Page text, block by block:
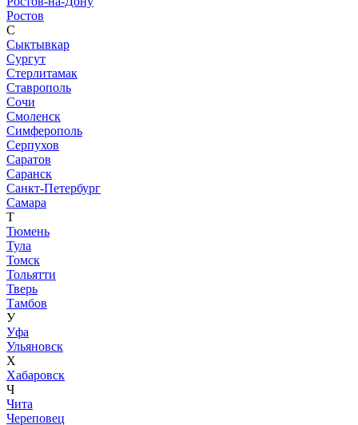
Ростов
С
Сыктывкар
Сургут
Стерлитамак
Ставрополь
Сочи
Смоленск
Симферополь
Серпухов
Саратов
Саранск
Санкт-Петербург
Самара
Т
Тюмень
Тула
Томск
Тольятти
Тверь
Тамбов
У
Уфа
Ульяновск
Х
Хабаровск
Ч
Чита
Череповец